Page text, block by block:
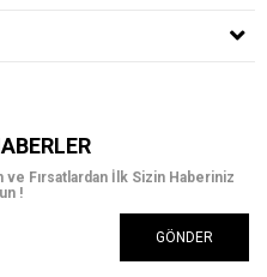
Fırsatlardan İlk Sizin Haberiniz
!
GÖNDER